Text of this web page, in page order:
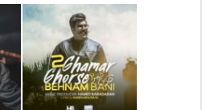
دانلود آهنگ جدید مهدی
یراحی بنام اسرار